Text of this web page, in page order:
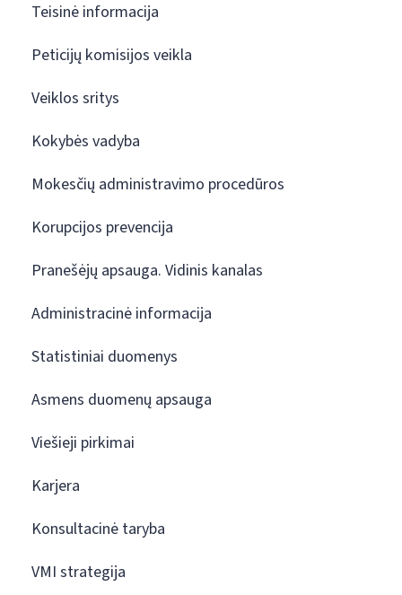
Teisinė informacija
Peticijų komisijos veikla
Veiklos sritys
Kokybės vadyba
Mokesčių administravimo procedūros
Korupcijos prevencija
Pranešėjų apsauga. Vidinis kanalas
Administracinė informacija
Statistiniai duomenys
Asmens duomenų apsauga
Viešieji pirkimai
Karjera
Konsultacinė taryba
VMI strategija